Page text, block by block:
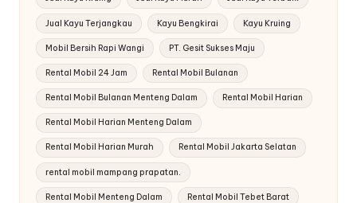
Jual Kayu Terjangkau Kayu Bengkirai Kayu Kruing
Mobil Bersih Rapi Wangi PT. Gesit Sukses Maju
Rental Mobil 24 Jam Rental Mobil Bulanan
Rental Mobil Bulanan Menteng Dalam Rental Mobil Harian
Rental Mobil Harian Menteng Dalam
Rental Mobil Harian Murah Rental Mobil Jakarta Selatan
rental mobil mampang prapatan.
Rental Mobil Menteng Dalam Rental Mobil Tebet Barat